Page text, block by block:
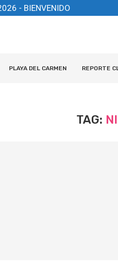
- BIENVENIDO
PLAYA DEL CARMEN REPORTE
TAG: